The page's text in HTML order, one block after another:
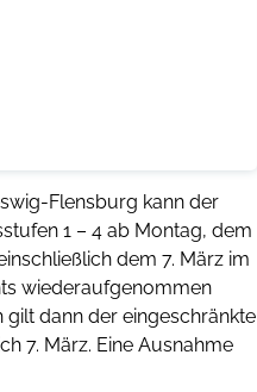
Flensburg kann der
1 – 4 ab Montag, dem
dem 7. März im
wiederaufgenommen
gilt dann der eingeschränkte
7. März. Eine Ausnahme